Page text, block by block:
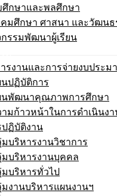
รการส่งเสริมคุณธรรมเเล
ศึกษาและพลศึกษา
คมศึกษา ศาสนา และวัฒนธ
กรรมพัฒนาผู้เรียน
รงานและการจ่ายงบประม
นปฏิบัติการ
นพัฒนาคุณภาพการศึกษา
ามก้าวหน้าในการดำเนินง
ฏิบัติงาน
มบริหารงานวิชาการ
มบริหารงานบุคคล
มบริหารทั่วไป
มงานบริหารแผนงานฯ